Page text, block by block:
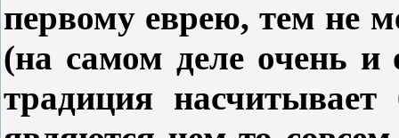
первому еврею, тем не
(на самом деле очень и
традиция насчитывает